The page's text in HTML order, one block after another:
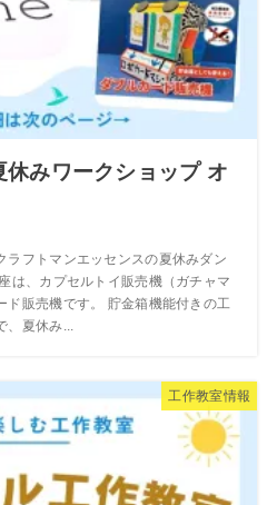
みワークショップ オ
ラフトマンエッセンスの夏休みダン
は、カプセルトイ販売機（ガチャマ
販売機です。 貯金箱機能付きの工
夏休み...
工作教室情報